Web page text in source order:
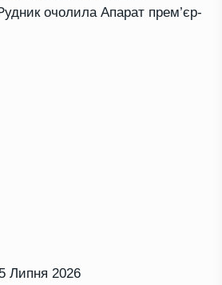
очолила Апарат прем’єр-
Липня 2026